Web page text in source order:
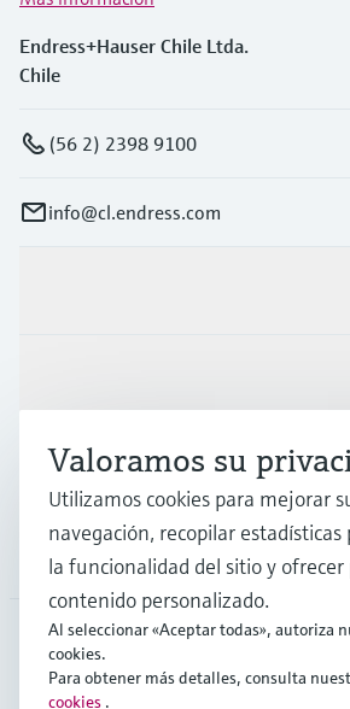
Endress+Hauser Chile Ltda.
Chile
(56 2) 2398 9100
info@cl.endress.com
Soporte
Compañía
CHL•Español
Valoramos su
Utilizamos cookies para mejorar
navegación, recopilar
la funcionalidad del sitio y ofrecer
contenido personalizado.
Al seleccionar «Aceptar todas», autoriza
cookies.
Para obtener más detalles, consulta
cookies .